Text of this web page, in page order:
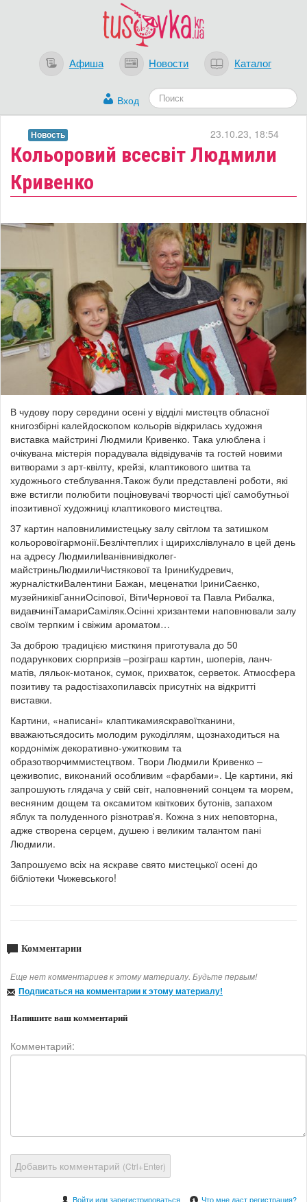
Афиша Новости Каталог
Вход
​Кольоровий всесвіт Людмили
Кривенко
23.10.23, 18:54
Новость
В чудову пору середини осені у відділі мистецтв обласної
книгозбірні калейдоскопом кольорів відкрилась художня
виставка майстрині Людмили Кривенко. Така улюблена і
очікувана містерія порадувала відвідувачів та гостей новими
витворами з арт-квілту, крейзі, клаптикового шитва та
художнього стеблування.Також були представлені роботи, які
вже встигли полюбити поціновувачі творчості цієї самобутньої
іпозитивної художниці клаптикового мистецтва.
37 картин наповнилимистецьку залу світлом та затишком
кольоровоїгармонії.Безлічтеплих і щирихслівлунало в цей день
на адресу ЛюдмилиІванівнивідколег-
майстриньЛюдмилиЧистякової та ІриниКудревич,
журналісткиВалентини Бажан, меценатки ІриниСаєнко,
музейниківГанниОсіпової, ВітиЧернової та Павла Рибалка,
видавчиніТамариСаміляк.Осінні хризантеми наповнювали залу
своїм терпким і свіжим ароматом…
За доброю традицією мисткиня приготувала до 50
подарункових сюрпризів –розіграш картин, шоперів, ланч-
матів, ляльок-мотанок, сумок, прихваток, серветок. Атмосфера
позитиву та радостізахопилавсіх присутніх на відкритті
виставки.
Картини, «написані» клаптикамияскравоїтканини,
вважаютьсядосить молодим рукоділлям, щознаходиться на
кордоніміж декоративно-ужитковим та
образотворчиммистецтвом. Твори Людмили Кривенко –
цеживопис, виконаний особливим «фарбами». Це картини, які
запрошують глядача у свій світ, наповнений сонцем та морем,
весняним дощем та оксамитом квіткових бутонів, запахом
яблук та полуденного різнотрав'я. Кожна з них неповторна,
адже створена серцем, душею і великим талантом пані
Людмили.
Запрошуємо всіх на яскраве свято мистецької осені до
бібліотеки Чижевського!
Комментарии
Еще нет комментариев к этому материалу. Будьте первым!
Подписаться на комментарии к этому материалу!
Напишите ваш комментарий
Комментарий:
Добавить комментарий (Ctrl+Enter)
Войти или зарегистрироваться Что мне даст регистрация?